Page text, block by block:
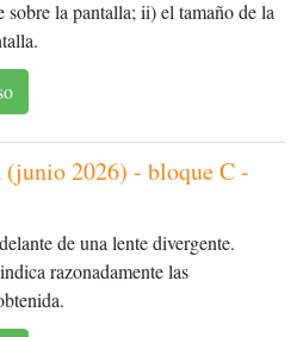
sobre la pantalla; ii) el tamaño de la
2026) - bloque C -
de una lente divergente.
razonadamente las